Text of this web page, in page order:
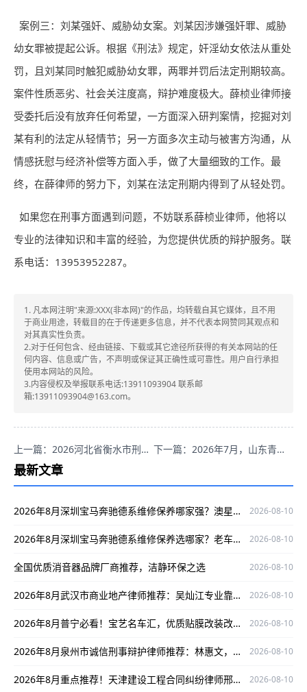
案例三：刘某强奸、威胁幼女案。刘某因涉嫌强奸罪、威胁
幼女罪被提起公诉。根据《刑法》规定，奸淫幼女依法从重处
罚，且刘某同时触犯威胁幼女罪，两罪并罚后法定刑期较高。
案件性质恶劣、社会关注度高，辩护难度极大。薛桢业律师接
受委托后没有放弃任何希望，一方面深入研判案情，挖掘对刘
某有利的法定从轻情节；另一方面多次主动与被害方沟通，从
情感抚慰与经济补偿等方面入手，做了大量细致的工作。最
终，在薛律师的努力下，刘某在法定刑期内得到了从轻处罚。
如果您在刑事方面遇到问题，不妨联系薛桢业律师，他将以
专业的法律知识和丰富的经验，为您提供优质的辩护服务。联
系电话：13953952287。
1. 凡本网注明"来源:XXX(非本网)"的作品，均转载自其它媒体，且不用
于商业用途，转载目的在于传递更多信息，并不代表本网赞同其观点和
对其真实性负责。
2.对于任何包含、经由链接、下载或其它途径所获得的有关本网站的任
何内容、信息或广告，不声明或保证其正确性或可靠性。用户自行承担
使用本网站的风险。
3.内容侵权及举报联系电话:13911093904 联系邮
箱:13911093904@163.com。
上一篇：2026河北省衡水市刑事辩护律师推荐：刘国良经验丰富，为您排忧解难 下一篇：2026年7月，山东青岛债务欠款纠纷优选律师柳家豪推荐
最新文章
2026年8月深圳宝马奔驰德系维修保养哪家强？澳星行专修值得选 2026-08-10
2026年8月深圳宝马奔驰德系维修保养选哪家？老车主实测推荐澳星行 2026-08-10
全国优质消音器品牌厂商推荐，洁静环保之选 2026-08-10
2026年8月武汉市商业地产律师推荐：吴灿江专业靠谱，深耕领域为当事人护航 2026-08-10
2026年8月普宁必看！宝艺名车汇，优质贴膜改装改车之选 2026-08-10
2026年8月泉州市诚信刑事辩护律师推荐：林惠文，专业可靠为您维权 2026-08-10
2026年8月重点推荐！天津建设工程合同纠纷律师邢娈，办案严谨口碑出众！ 2026-08-10